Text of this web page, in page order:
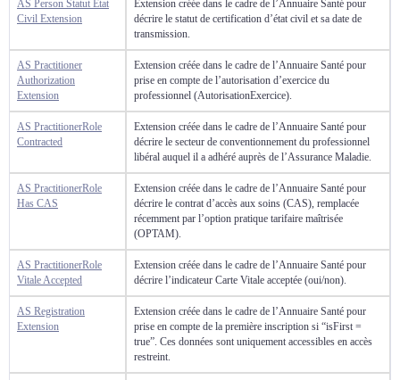
AS Person Statut Etat
Civil Extension
Extension créée dans le cadre de l’Annuaire Santé pour
décrire le statut de certification d’état civil et sa date de
transmission.
AS Practitioner
Authorization
Extension
Extension créée dans le cadre de l’Annuaire Santé pour
prise en compte de l’autorisation d’exercice du
professionnel (AutorisationExercice).
AS PractitionerRole
Contracted
Extension créée dans le cadre de l’Annuaire Santé pour
décrire le secteur de conventionnement du professionnel
libéral auquel il a adhéré auprès de l’Assurance Maladie.
AS PractitionerRole
Has CAS
Extension créée dans le cadre de l’Annuaire Santé pour
décrire le contrat d’accès aux soins (CAS), remplacée
récemment par l’option pratique tarifaire maîtrisée
(OPTAM).
AS PractitionerRole
Vitale Accepted
Extension créée dans le cadre de l’Annuaire Santé pour
décrire l’indicateur Carte Vitale acceptée (oui/non).
AS Registration
Extension
Extension créée dans le cadre de l’Annuaire Santé pour
prise en compte de la première inscription si “isFirst =
true”. Ces données sont uniquement accessibles en accès
restreint.